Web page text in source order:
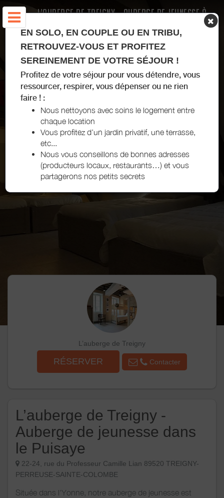
L’AUBERGE DE TREIGNY - AUBERGE DE JEUNESSE À
EN SOLO, EN COUPLE OU EN TRIBU,
RETROUVEZ-VOUS ET PROFITEZ
SEREINEMENT DE VOTRE SÉJOUR !
Profitez de votre séjour pour vous détendre, vous
ressourcer, respirer, vous dépenser ou ne rien
faire ! :
Nous nettoyons avec soins le logement entre
chaque location
Vous profitez d’un jardin privatif, une terrasse,
etc...
Nous vous conseillons de bonnes adresses
(producteurs locaux, restaurants…) et vous
partagerons nos petits secrets
L’auberge de Treigny
RÉSERVER Contacter
L’auberge de Treigny -
Auberge de jeunesse dans
le Puisaye
22-24, rue du Professeur Camille Lian 89520 TREIGNY-
PERREUSE-SAINTE-COLOMBE
Située dans l'Yonne, notre auberge de jeunesse est